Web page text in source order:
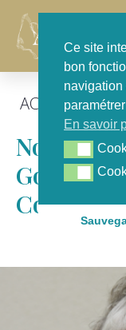
ACTU
Gourault
Ce site
bon
navigation
En savoir
Cookies
Cookies